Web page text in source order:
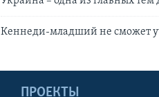
Кеннеди-младший не сможет
ПРОЕКТЫ